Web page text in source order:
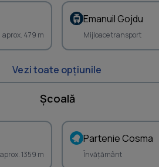
aprox. 479 m
Emanuil Gojdu
Mijloace transport
Vezi toate opțiunile
Școală
aprox. 1359 m
Partenie Cosma
Învățământ